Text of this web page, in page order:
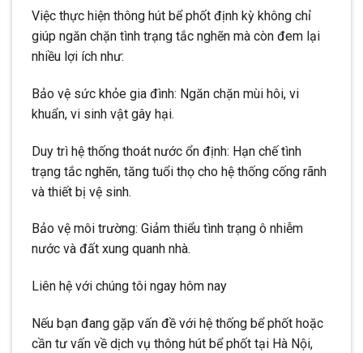
Việc thực hiện thông hút bể phốt định kỳ không chỉ
giúp ngăn chặn tình trạng tắc nghẽn mà còn đem lại
nhiều lợi ích như:
Bảo vệ sức khỏe gia đình: Ngăn chặn mùi hôi, vi
khuẩn, vi sinh vật gây hại.
Duy trì hệ thống thoát nước ổn định: Hạn chế tình
trạng tắc nghẽn, tăng tuổi thọ cho hệ thống cống rãnh
và thiết bị vệ sinh.
Bảo vệ môi trường: Giảm thiểu tình trạng ô nhiễm
nước và đất xung quanh nhà.
Liên hệ với chúng tôi ngay hôm nay
Nếu bạn đang gặp vấn đề với hệ thống bể phốt hoặc
cần tư vấn về dịch vụ thông hút bể phốt tại Hà Nội,